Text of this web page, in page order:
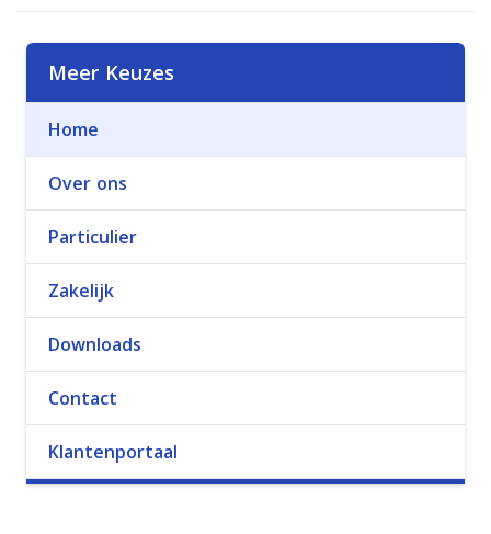
Meer Keuzes
Home
Over ons
Particulier
Zakelijk
Downloads
Contact
Klantenportaal